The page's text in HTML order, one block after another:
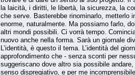
la laicità, i diritti, le libertà, la sicurezza, la
che serve. Basterebbe rinominarlo, metterlo
enorme, naturalmente. Ma possiamo farlo,
altri mondi possibili. Ci vorrà tempo.
nuovo anche nella forma. Sarà un giornale
L’identità, è questo il tema. L’identità del
approfondimento che - senza sconti per
suggeriscano dove altro sia possibile
senso dispregiativo, e per me